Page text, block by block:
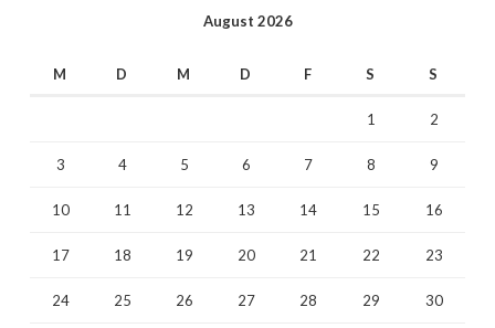
August 2026
M D M D F S S
1 2
3 4 5 6 7 8 9
10 11 12 13 14 15 16
17 18 19 20 21 22 23
24 25 26 27 28 29 30